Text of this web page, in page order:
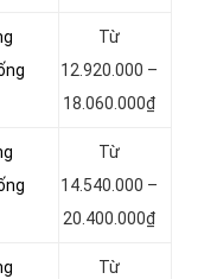
Từ
12.920.000 –
18.060.000₫
Từ
14.540.000 –
20.400.000₫
Từ